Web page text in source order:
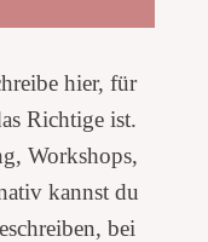
hier, für
Richtige ist.
Workshops,
kannst du
bei